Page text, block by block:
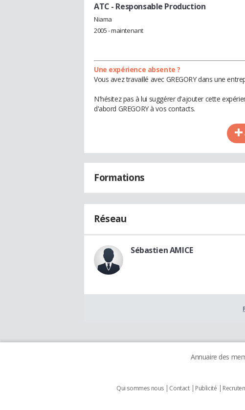
ATC - Responsable Production
Niama
2005 - maintenant
Une expérience absente ?
Vous avez travaillé avec GREGORY dans une
N'hésitez pas à lui suggérer d'ajouter cette
d'abord GREGORY à vos contacts.
Formations
Réseau
Sébastien AMICE
Annuaire des
Qui sommes nous Contact Publicité